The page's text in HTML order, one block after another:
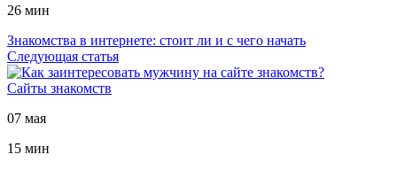
26 мин
Знакомства в интернете: стоит ли и с чего начать
Следующая статья
Сайты знакомств
07 мая
15 мин